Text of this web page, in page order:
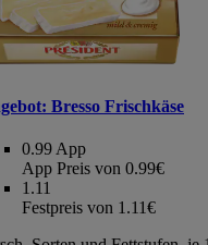
Bresso Frischkäse
0.99 App
App Preis von 0.99€
1.11
Festpreis von 1.11€